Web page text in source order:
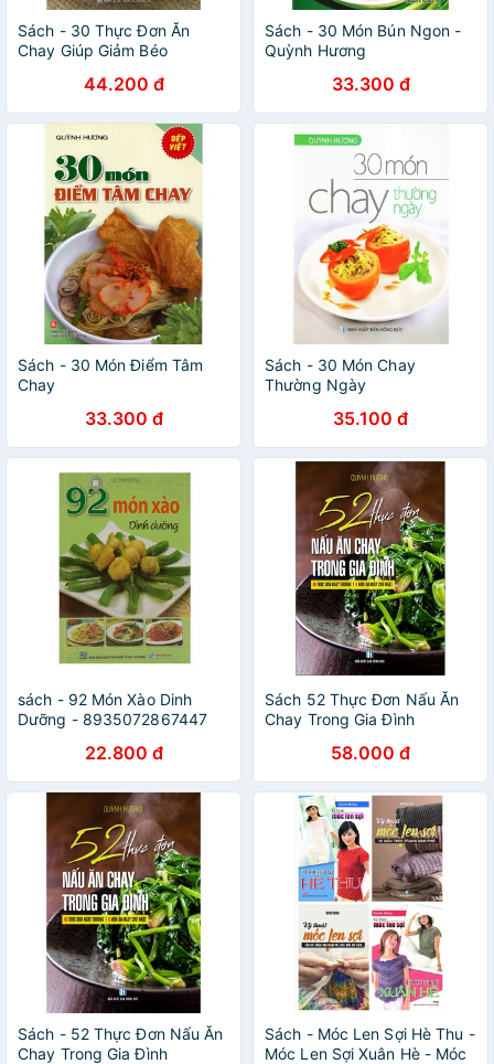
Sách - 30 Thực Đơn Ăn
Chay Giúp Giảm Béo
44.200 đ
Sách - 30 Món Bún Ngon -
Quỳnh Hương
33.300 đ
Sách - 30 Món Điểm Tâm
Chay
33.300 đ
Sách - 30 Món Chay
Thường Ngày
35.100 đ
sách - 92 Món Xào Dinh
Dưỡng - 8935072867447
22.800 đ
Sách 52 Thực Đơn Nấu Ăn
Chay Trong Gia Đình
58.000 đ
Sách - 52 Thực Đơn Nấu Ăn
Chay Trong Gia Đình
Sách - Móc Len Sợi Hè Thu -
Móc Len Sợi Xuân Hè - Móc